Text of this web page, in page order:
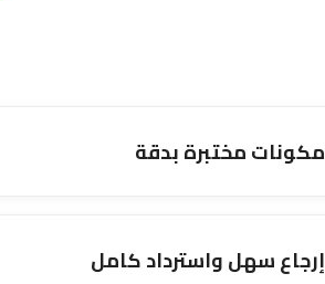
مكونات مختبرة بدقة
إرجاع سهل واسترداد كامل